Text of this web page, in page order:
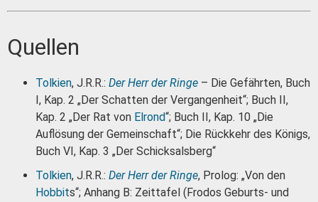
Quellen
Tolkien, J.R.R.: Der Herr der Ringe – Die Gefährten, Buch
I, Kap. 2 „Der Schatten der Vergangenheit“; Buch II,
Kap. 2 „Der Rat von Elrond“; Buch II, Kap. 10 „Die
Auflösung der Gemeinschaft“; Die Rückkehr des Königs,
Buch VI, Kap. 3 „Der Schicksalsberg“
Tolkien, J.R.R.: Der Herr der Ringe, Prolog: „Von den
Hobbits“; Anhang B: Zeittafel (Frodos Geburts- und